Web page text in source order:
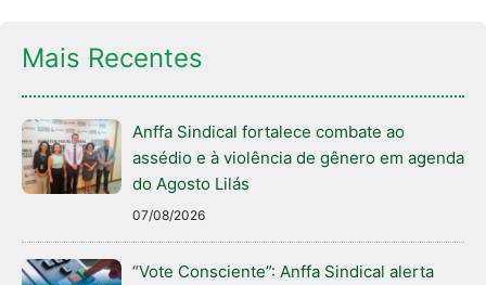
Mais Recentes
Anffa Sindical fortalece combate ao
assédio e à violência de gênero em agenda
do Agosto Lilás
07/08/2026
“Vote Consciente”: Anffa Sindical alerta